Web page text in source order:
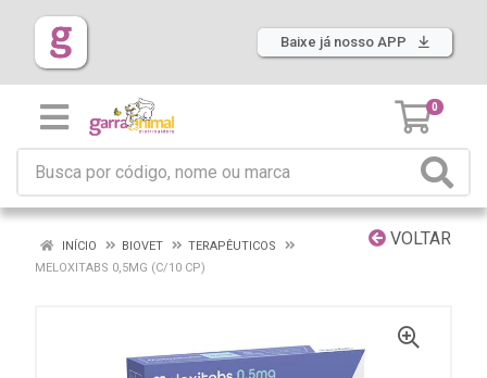
Baixe já nosso APP
0
VOLTAR
INÍCIO BIOVET
TERAPÊUTICOS
MELOXITABS 0,5MG (C/10 CP)